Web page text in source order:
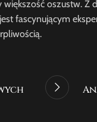
oszustw. Z
fascynującym